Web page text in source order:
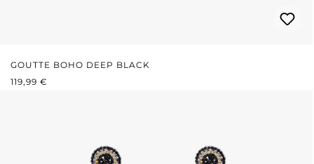
GOUTTE BOHO DEEP BLACK
PRIX RÉGULIER :
119,99 €